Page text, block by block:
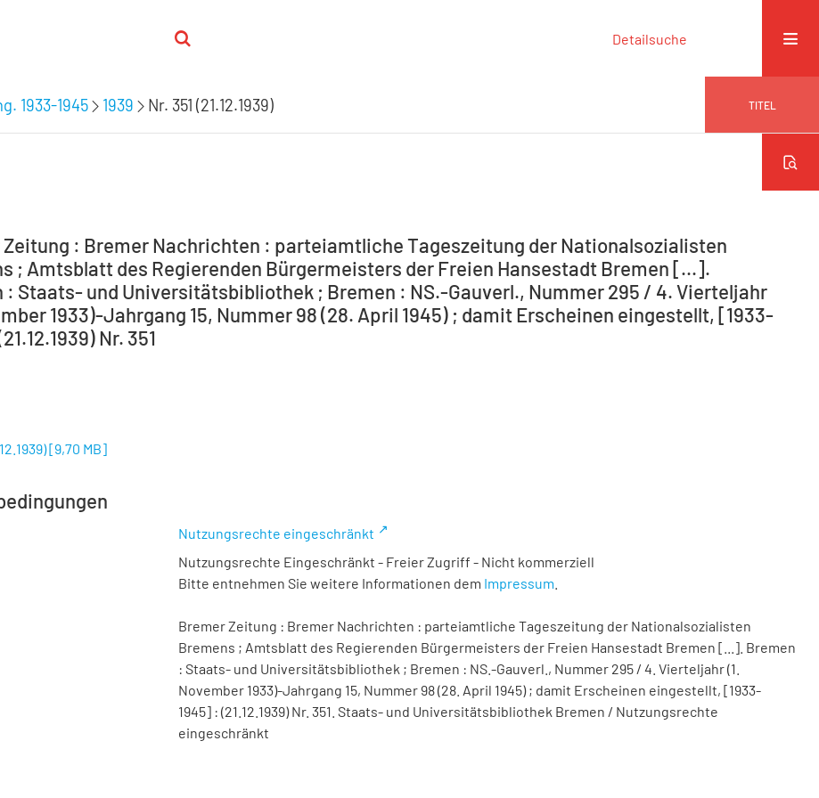
Detailsuche
1933-1945 1939 Nr. 351 (21.12.1939) TITEL
Zeitung : Bremer Nachrichten : parteiamtliche Tageszeitung der Nationalsozialisten
; Amtsblatt des Regierenden Bürgermeisters der Freien Hansestadt Bremen [...].
: Staats- und Universitätsbibliothek ; Bremen : NS.-Gauverl., Nummer 295 / 4. Vierteljahr
1933)-Jahrgang 15, Nummer 98 (28. April 1945) ; damit Erscheinen eingestellt, [1933-
Nr. 351
[9,70 MB]
Nutzungsrechte eingeschränkt
Nutzungsrechte Eingeschränkt - Freier Zugriff - Nicht kommerziell
Bitte entnehmen Sie weitere Informationen dem Impressum
Bremer Zeitung : Bremer Nachrichten : parteiamtliche Tageszeitung der Nationalsozialisten
Bremens ; Amtsblatt des Regierenden Bürgermeisters der Freien Hansestadt Bremen [...]. Bremen
: Staats- und Universitätsbibliothek ; Bremen : NS.-Gauverl., Nummer 295 / 4. Vierteljahr (1.
November 1933)-Jahrgang 15, Nummer 98 (28. April 1945) ; damit Erscheinen eingestellt, [1933-
1945] : (21.12.1939) Nr. 351. Staats- und Universitätsbibliothek Bremen / Nutzungsrechte
eingeschränkt